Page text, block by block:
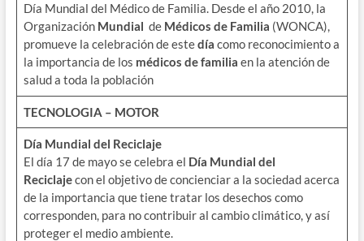
Día Mundial del Médico de Familia. Desde el año 2010, la
Organización Mundial de Médicos de Familia (WONCA),
promueve la celebración de estedía como reconocimiento a
la importancia de los médicos de familia en la atención de
salud a toda la población
TECNOLOGIA – MOTOR
Día Mundial del Reciclaje
El día 17 de mayo se celebra el Día Mundial del
Reciclajecon el objetivo de concienciar a la sociedad acerca
de la importancia que tiene tratar los desechos como
corresponden, para no contribuir al cambio climático, y así
proteger el medio ambiente.